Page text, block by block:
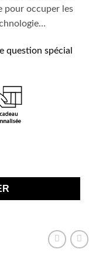
pour occuper les
question spécial
Over"